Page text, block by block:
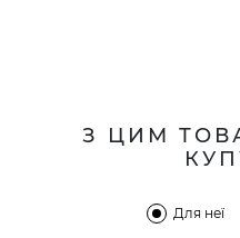
З ЦИМ
Для неї